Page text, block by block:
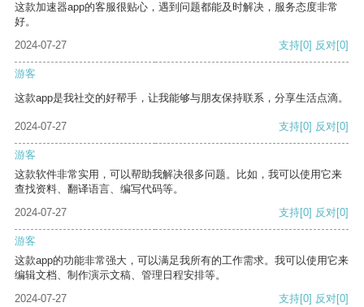
这款加速器app的客服很贴心，遇到问题都能及时解决，服务态度非常
好。
2024-07-27
支持[0] 反对[0]
游客
这款app是我社交的好帮手，让我能够与朋友保持联系，分享生活点滴。
2024-07-27 支持[0] 反对[0]
游客
这款软件非常实用，可以帮助我解决很多问题。比如，我可以使用它来
查找资料、翻译语言、编写代码等。
2024-07-27
支持[0] 反对[0]
游客
这款app的功能非常强大，可以满足我所有的工作需求。我可以使用它来
编辑文档、制作演示文稿、管理日程安排等。
2024-07-27
支持[0] 反对[0]